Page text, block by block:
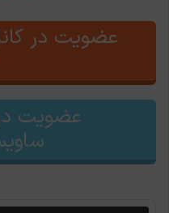
عضویت در
عضویت در